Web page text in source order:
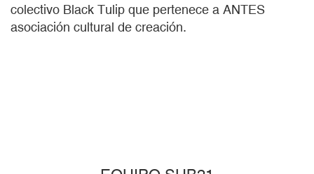
colectivo Black Tulip que pertenece a ANTES
asociación cultural de creación.